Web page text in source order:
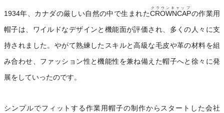
1934年、カナダの厳しい自然の中で生まれたCROWNCAP
クラウンキャップ
の作業用
帽子は、ワイルドなデザインと機能面が評価され、多くの人々に支
持されました。やがて熟練したスキルと高級な毛皮や革の材料を組
み合わせ、ファッション性と機能性を兼ね備えた帽子へと徐々に発
展をしていったのです。
シンプルでフィットする作業用帽子の制作からスタートした会社